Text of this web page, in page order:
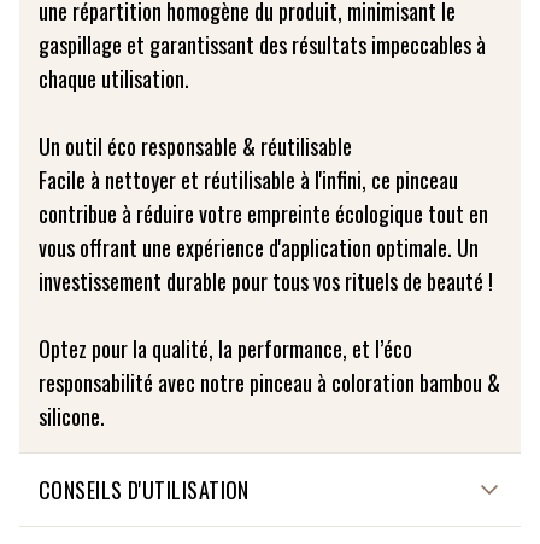
une répartition homogène du produit, minimisant le
gaspillage et garantissant des résultats impeccables à
chaque utilisation.
Un outil éco responsable & réutilisable
Facile à nettoyer et réutilisable à l'infini, ce pinceau
contribue à réduire votre empreinte écologique tout en
vous offrant une expérience d'application optimale. Un
investissement durable pour tous vos rituels de beauté !
Optez pour la qualité, la performance, et l’éco
responsabilité avec notre pinceau à coloration bambou &
silicone.
CONSEILS D'UTILISATION